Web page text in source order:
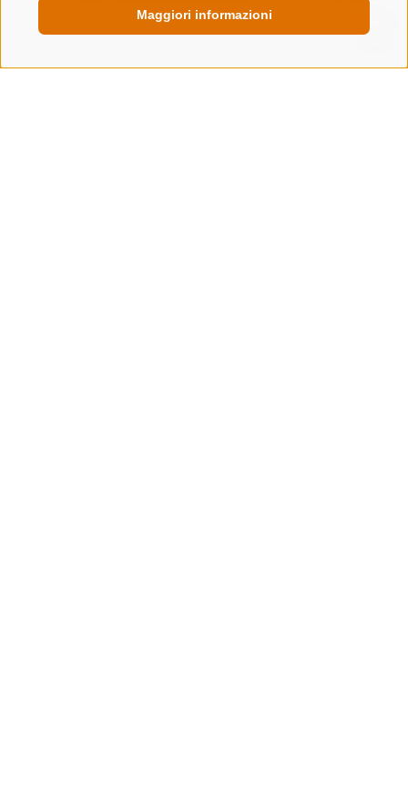
Maggiori informazioni
QUICKLINKS